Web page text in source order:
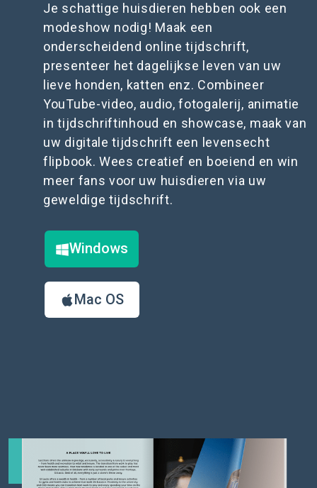
Je schattige huisdieren hebben ook een
modeshow nodig! Maak een
onderscheidend online tijdschrift,
presenteer het dagelijkse leven van uw
lieve honden, katten enz. Combineer
YouTube-video, audio, fotogalerij, animatie
in tijdschriftinhoud en showcase, maak van
uw digitale tijdschrift een levensecht
flipbook. Wees creatief en boeiend en win
meer fans voor uw huisdieren via uw
geweldige tijdschrift.
Windows
Mac OS